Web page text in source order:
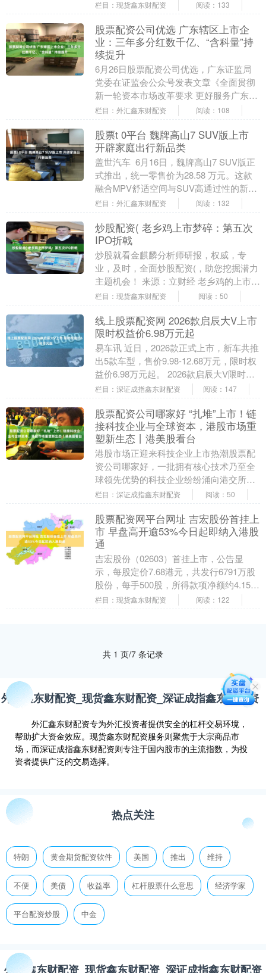
明在接受媒体采访时说道。 6月25日，零
栏目：现货鑫东财配资 阅读：133
股票配资公司优选 广东辖区上市企
业：三年多分红数千亿、“含科量”持
续提升
6月26日股票配资公司优选，广东证监局
党委在证监会公众号发表文章《全面贯彻
新一轮资本市场改革要求 更好服务广东在
中国式现代化建设中走在前列》。 数据显
栏目：外汇鑫东财配资 阅读：108
股票t 0平台 魏牌高山7 SUV版上市
开辟家庭出行新品类
盖世汽车 6月16日，魏牌高山7 SUV版正
式推出，统一零售价为‌28.58 万元‌。这款
融合MPV舒适空间与SUV高通过性的新车
被定义为家庭出行新物种，补齐....
栏目：外汇鑫东财配资 阅读：132
炒股配资( 老乡鸡上市梦碎：第五次
IPO折戟
炒股就看金麒麟分析师研报，权威，专
业，及时，全面炒股配资(，助您挖掘潜力
主题机会！ 来源：立财经 老乡鸡的上市梦
又一次碎了。 7月8日，随着老乡鸡招股书
栏目：现货鑫东财配资 阅读：50
线上股票配资网 2026款启辰大V上市
限时权益价6.98万元起
易车讯 近日，2026款正式上市，新车共推
出5款车型，售价9.98-12.68万元，限时权
益价6.98万元起。 2026款启辰大V限时权
益价 车型 限时权益价 ....
栏目：深证成指鑫东财配资 阅读：147
股票配资公司哪家好 “扎堆”上市！链
接科技企业与全球资本，港股市场重
塑新生态丨港美股看台
港股市场正迎来科技企业上市热潮股票配
资公司哪家好，一批拥有核心技术乃至全
球领先优势的科技企业纷纷涌向港交所。
这些企业有的已成功挂牌，有的在等待聆
栏目：深证成指鑫东财配资 阅读：50
股票配资网平台网址 吉宏股份首挂上
市 早盘高开逾53%今日起即纳入港股
通
吉宏股份（02603）首挂上市，公告显
示，每股定价7.68港元，共发行6791万股
股份，每手500股，所得款项净额约4.15亿
港元。截至发稿，股价上涨53.39....
栏目：现货鑫东财配资 阅读：122
共 1 页/7 条记录
外汇鑫东财配资_现货鑫东财配资_深证成指鑫东财配资
外汇鑫东财配资专为外汇投资者提供安全的杠杆交易环境，
帮助扩大资金效应。现货鑫东财配资服务则聚焦于大宗商品市
场，而深证成指鑫东财配资则专注于国内股市的主流指数，为投
资者提供广泛的交易选择。
热点关注
特朗 黄金期货配资软件 美国 推出 维持
不便 美债 收益率 杠杆股票什么意思 经济学家
平台配资炒股 中金
外汇鑫东财配资_现货鑫东财配资_深证成指鑫东财配资